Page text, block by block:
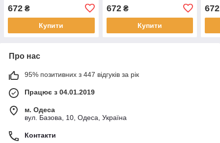
21×28 см, зі штучної шкіри
KAY
672 ₴
Купити
672₴
Купити
672
Про нас
95% позитивних з 447 відгуків за рік
Працює з 04.01.2019
м. Одеса
вул. Базова, 10, Одеса, Україна
Контакти